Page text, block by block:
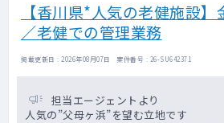
【香川県*人気の老健施設
／老健での管理業務
掲載更新日 : 2026年08月07日 案件番号 : 26-SU642371
担当エージェントより
人気の”父母ヶ浜”を望む立地です